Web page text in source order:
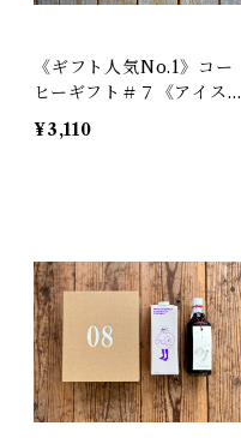
《ギフト人気No.1》コー
ヒーギフト＃７《アイスコ
ーヒーとカフェオレベース
のセット》
¥3,110